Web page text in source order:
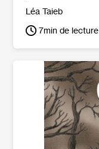
Léa Taieb
7min de lecture